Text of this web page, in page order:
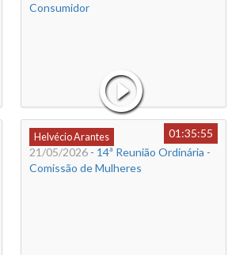
Consumidor
Helvécio Arantes
01:35:55
21/05/2026- 14ª Reunião Ordinária -
Comissão de Mulheres